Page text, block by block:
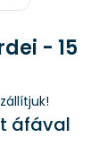
- 15
áfával